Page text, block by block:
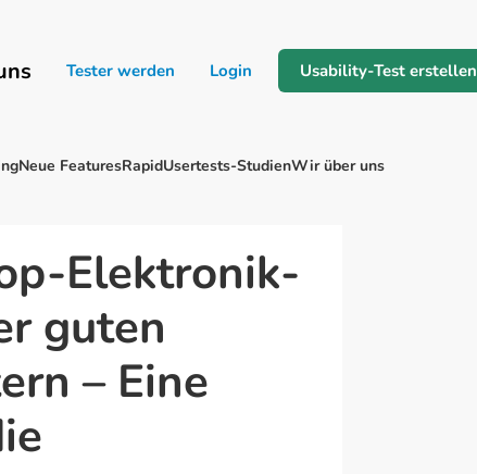
Tester werden Login Usability-Test erstellen
Neue FeaturesRapidUsertests-StudienWir über uns
Elektronik-
guten
– Eine